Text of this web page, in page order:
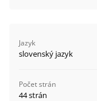
Jazyk
slovenský jazyk
Počet strán
44 strán